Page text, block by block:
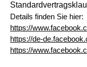
Details finden Sie hier:
https://
https://de-
https://